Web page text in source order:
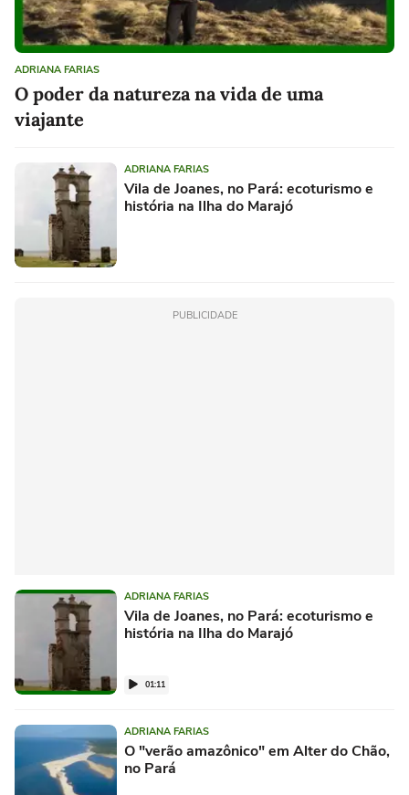
ADRIANA FARIAS
O poder da natureza na vida de uma
viajante
ADRIANA FARIAS
Vila de Joanes, no Pará: ecoturismo e
história na Ilha do Marajó
PUBLICIDADE
ADRIANA FARIAS
Vila de Joanes, no Pará: ecoturismo e
história na Ilha do Marajó
01:11
ADRIANA FARIAS
O "verão amazônico" em Alter do Chão,
no Pará